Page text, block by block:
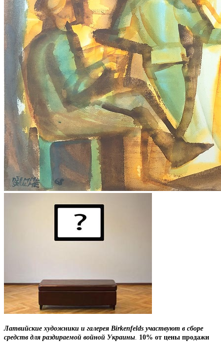
Латвийские художники и галерея Birkenfelds участвуют в сборе
средств для раздираемой войной Украины. 10% от цены продажи